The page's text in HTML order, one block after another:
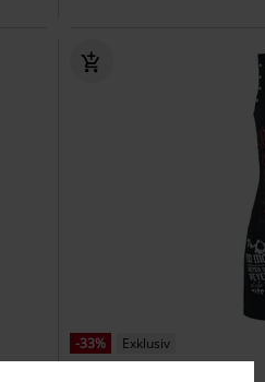
-33%
Exklusiv